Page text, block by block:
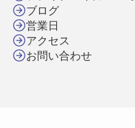
ブログ
営業日
アクセス
お問い合わせ